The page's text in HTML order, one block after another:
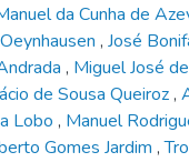
da Cunha de
, José
, Miguel José
de Sousa Queiroz,
Lobo , Manuel
Gomes Jardim ,